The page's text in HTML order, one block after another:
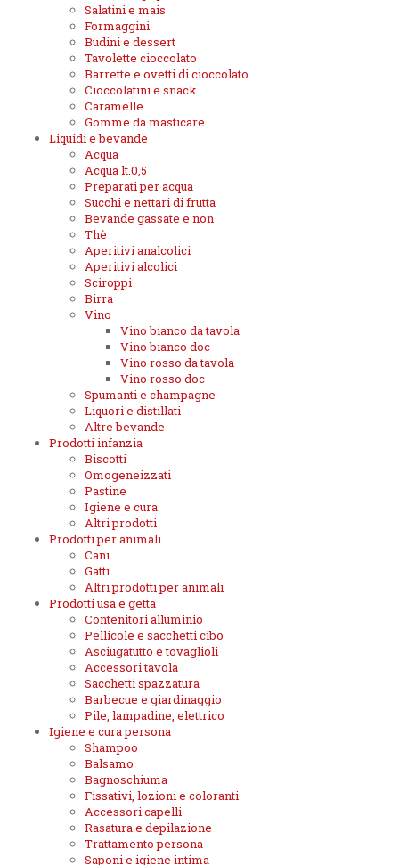
Salatini e mais
Formaggini
Budini e dessert
Tavolette cioccolato
Barrette e ovetti di cioccolato
Cioccolatini e snack
Caramelle
Gomme da masticare
Liquidi e bevande
Acqua
Acqua lt.0,5
Preparati per acqua
Succhi e nettari di frutta
Bevande gassate e non
Thè
Aperitivi analcolici
Aperitivi alcolici
Sciroppi
Birra
Vino
Vino bianco da tavola
Vino bianco doc
Vino rosso da tavola
Vino rosso doc
Spumanti e champagne
Liquori e distillati
Altre bevande
Prodotti infanzia
Biscotti
Omogeneizzati
Pastine
Igiene e cura
Altri prodotti
Prodotti per animali
Cani
Gatti
Altri prodotti per animali
Prodotti usa e getta
Contenitori alluminio
Pellicole e sacchetti cibo
Asciugatutto e tovaglioli
Accessori tavola
Sacchetti spazzatura
Barbecue e giardinaggio
Pile, lampadine, elettrico
Igiene e cura persona
Shampoo
Balsamo
Bagnoschiuma
Fissativi, lozioni e coloranti
Accessori capelli
Rasatura e depilazione
Trattamento persona
Saponi e igiene intima